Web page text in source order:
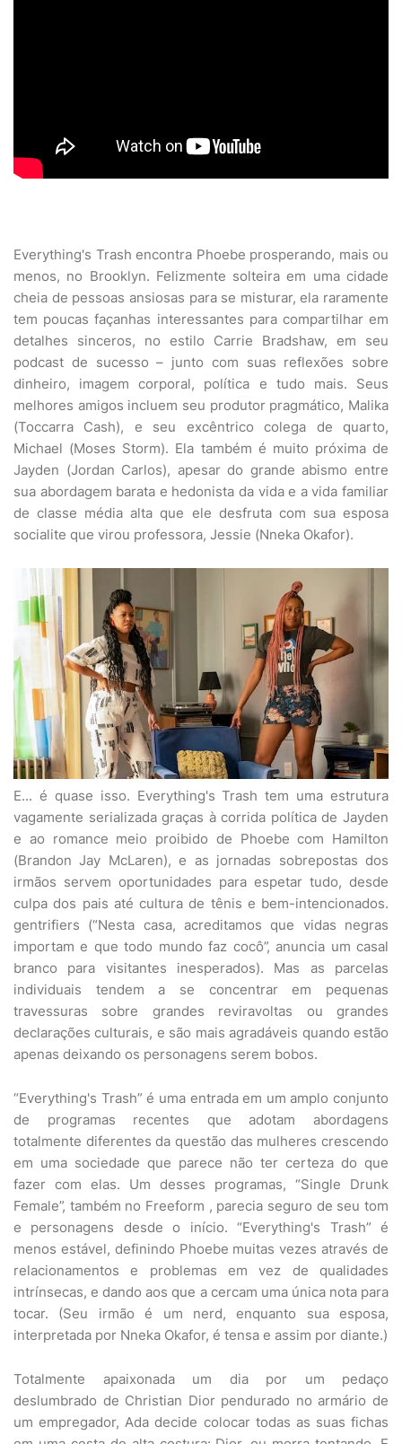
Everything's Trash encontra Phoebe prosperando, mais ou
menos, no Brooklyn. Felizmente solteira em uma cidade
cheia de pessoas ansiosas para se misturar, ela raramente
tem poucas façanhas interessantes para compartilhar em
detalhes sinceros, no estilo Carrie Bradshaw, em seu
podcast de sucesso – junto com suas reflexões sobre
dinheiro, imagem corporal, política e tudo mais. Seus
melhores amigos incluem seu produtor pragmático, Malika
(Toccarra Cash), e seu excêntrico colega de quarto,
Michael (Moses Storm). Ela também é muito próxima de
Jayden (Jordan Carlos), apesar do grande abismo entre
sua abordagem barata e hedonista da vida e a vida familiar
de classe média alta que ele desfruta com sua esposa
socialite que virou professora, Jessie (Nneka Okafor).
E... é quase isso. Everything's Trash tem uma estrutura
vagamente serializada graças à corrida política de Jayden
e ao romance meio proibido de Phoebe com Hamilton
(Brandon Jay McLaren), e as jornadas sobrepostas dos
irmãos servem oportunidades para espetar tudo, desde
culpa dos pais até cultura de tênis e bem-intencionados.
gentrifiers (“Nesta casa, acreditamos que vidas negras
importam e que todo mundo faz cocô”, anuncia um casal
branco para visitantes inesperados). Mas as parcelas
individuais tendem a se concentrar em pequenas
travessuras sobre grandes reviravoltas ou grandes
declarações culturais, e são mais agradáveis ​​​​quando estão
apenas deixando os personagens serem bobos.
“Everything's Trash” é uma entrada em um amplo conjunto
de programas recentes que adotam abordagens
totalmente diferentes da questão das mulheres crescendo
em uma sociedade que parece não ter certeza do que
fazer com elas. Um desses programas, “Single Drunk
Female”, também no Freeform , parecia seguro de seu tom
e personagens desde o início. “Everything's Trash” é
menos estável, definindo Phoebe muitas vezes através de
relacionamentos e problemas em vez de qualidades
intrínsecas, e dando aos que a cercam uma única nota para
tocar. (Seu irmão é um nerd, enquanto sua esposa,
interpretada por Nneka Okafor, é tensa e assim por diante.)
Totalmente apaixonada um dia por um pedaço
deslumbrado de Christian Dior pendurado no armário de
um empregador, Ada decide colocar todas as suas fichas